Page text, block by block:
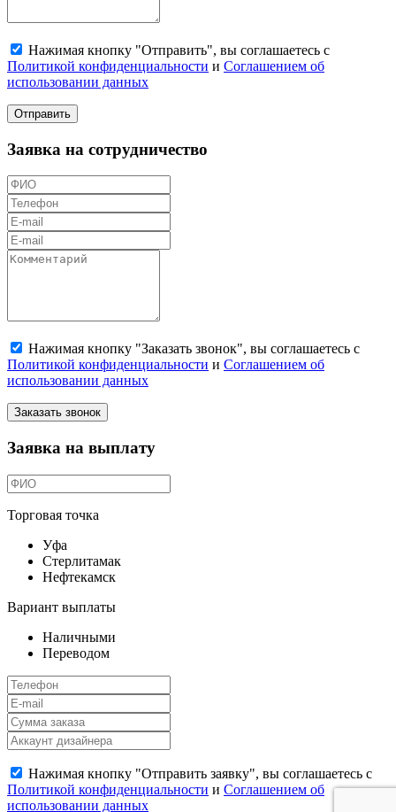
Нажимая кнопку "Отправить", вы соглашаетесь с
Политикой конфиденциальности и Соглашением об
использовании данных
Отправить
Заявка на сотрудничество
Нажимая кнопку "Заказать звонок", вы соглашаетесь с
Политикой конфиденциальности и Соглашением об
использовании данных
Заказать звонок
Заявка на выплату
Торговая точка
Уфа
Стерлитамак
Нефтекамск
Вариант выплаты
Наличными
Переводом
Нажимая кнопку "Отправить заявку", вы соглашаетесь с
Политикой конфиденциальности и Соглашением об
использовании данных